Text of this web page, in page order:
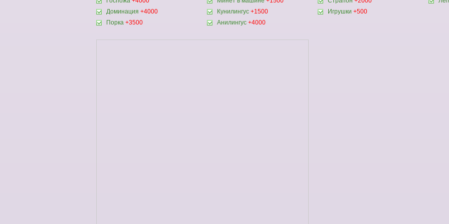
Доминация +4000
Порка +3500
Кунилингус +1500
Анилингус +4000
Игрушки +500